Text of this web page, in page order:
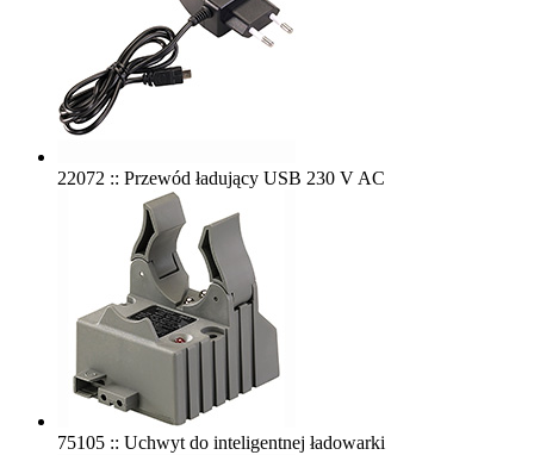
22072 :: Przewód ładujący USB 230 V AC
75105 :: Uchwyt do inteligentnej ładowarki